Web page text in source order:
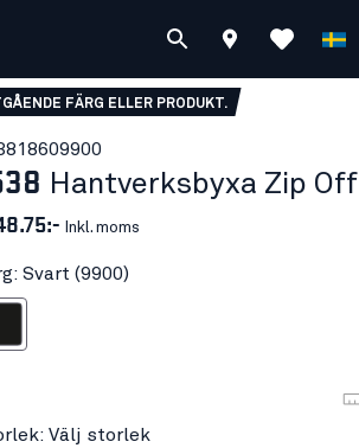
FÄRG ELLER PRODUKT.
9900
Hantverksbyxa Zip Off
Inkl. moms
Svart (9900)
Välj storlek